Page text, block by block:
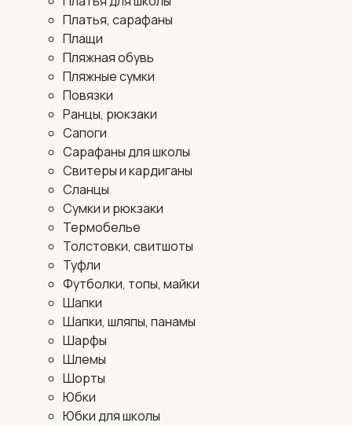
Платья, сарафаны
Плащи
Пляжная обувь
Пляжные сумки
Повязки
Ранцы, рюкзаки
Сапоги
Сарафаны для школы
Свитеры и кардиганы
Сланцы
Сумки и рюкзаки
Термобелье
Толстовки, свитшоты
Туфли
Футболки, топы, майки
Шапки
Шапки, шляпы, панамы
Шарфы
Шлемы
Шорты
Юбки
Юбки для школы